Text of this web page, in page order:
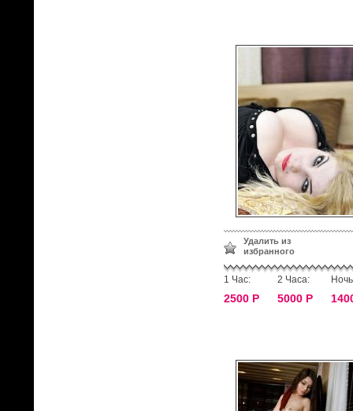
Удалить из
избранного
1 Час:
2500 Р
2 Часа:
5000 Р